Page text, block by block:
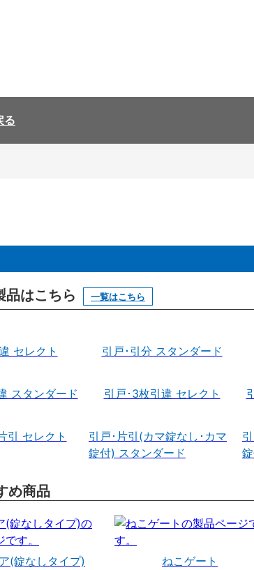
る
品はこちら 一覧はこちら
セレクト 引戸･引分 スタンダード
スタンダード 引戸･3枚引違 セレクト
引 セレクト
引戸･片引(カマ錠なし･カマ
錠付) スタンダード
め商品
(錠なしタイプ)
ねこゲート